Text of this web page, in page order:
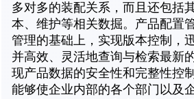
多对多的装配关系，而且还包括
本、维护等相关数掘。产品配置
管理的基础上，实现版本控制，
并高效、灵活地查询与检索最新
现产品数据的安全性和完整性控
能够使企业内部的各个部门以及